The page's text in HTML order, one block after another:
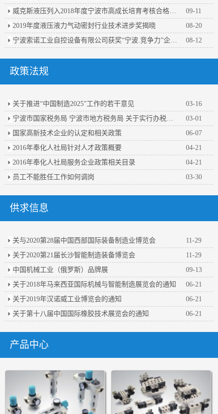
09-11
2019年度液压液力气动密封行业技术进步奖揭晓
08-20
08-12
政策法规
关于推进“中国制造2025”工作的若干意见
03-16
03-01
国家高新技术企业的认定和相关政策
06-07
2016年奉化人社局针对人才政策概要
04-21
2016年奉化人社局服务企业政策相关目录
04-21
员工不能胜任工作如何调岗
03-30
供求信息
关与2020第28届中国西部国际装备制造业博览会
11-29
关于2020第21届长沙智能制造装备博览会
11-29
中国机械工业（俄罗斯）品牌展
09-13
关于2018年马来西亚国际机械与智能制造展览会的通知
06-21
关于2019年汉诺威工业博览会的通知
06-21
关于第十八届中国国际橡胶技术展览会的通知
06-21
产品中心